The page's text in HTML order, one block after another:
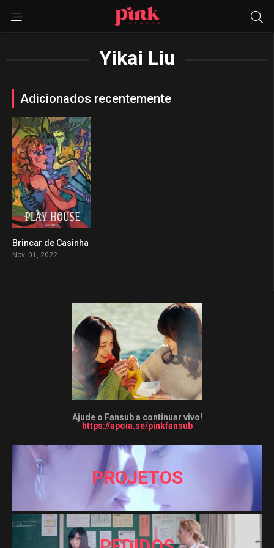
Yikai Liu
Adicionados recentemente
0
Brincar de Casinha
Nov. 01, 2022
Ajude o Fansub a continuar vivo!
https://apoia.se/pinkfansub
PROJETOS